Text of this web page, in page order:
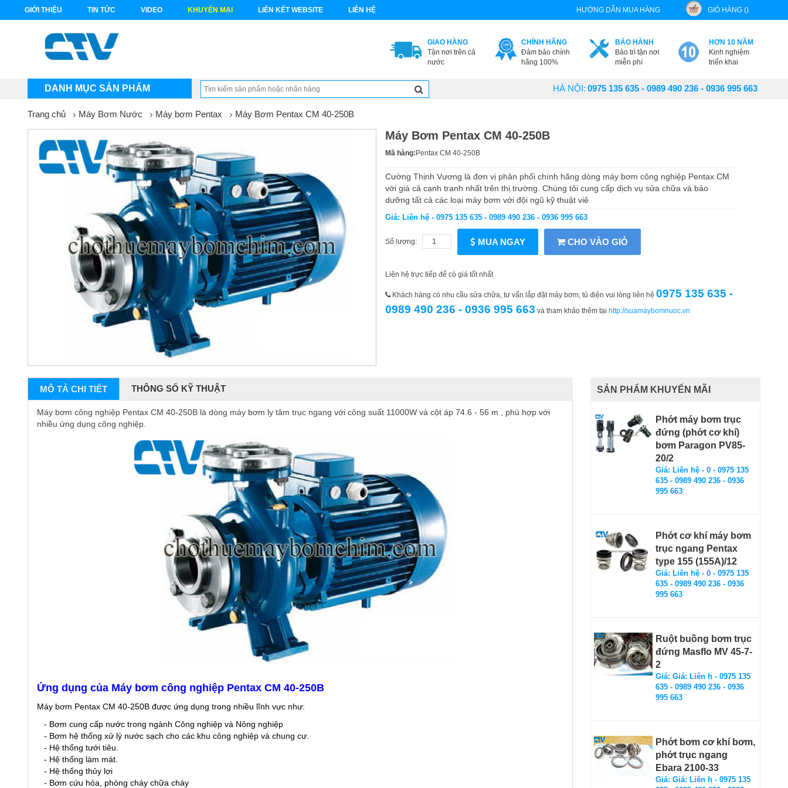
GIỚI THIỆU TIN TỨC VIDEO KHUYẾN MẠI LIÊN KẾT WEBSITE LIÊN HỆ HƯỚNG DẪN MUA HÀNG GIỎ HÀNG ()
GIAO HÀNG
Tận nơi trên cả
nước
CHÍNH HÃNG
Đảm bảo chính
hãng 100%
BẢO HÀNH
Bảo trì tận nơi
miễn phí
HƠN 10 NĂM
Kinh nghiệm
triển khai
DANH MỤC SẢN PHẨM HÀ NỘI: 0975 135 635 - 0989 490 236 - 0936 995 663
Trang chủ Máy Bơm Nước Máy bơm Pentax Máy Bơm Pentax CM 40-250B
Máy Bơm Pentax CM 40-250B
Mã hàng: Pentax CM 40-250B
Cường Thịnh Vương là đơn vị phân phối chính hãng dòng máy bơm công nghiệp Pentax CM
với giá cả cạnh tranh nhất trên thị trường. Chúng tôi cung cấp dịch vụ sửa chữa và bảo
dưỡng tất cả các loại máy bơm với đội ngũ kỹ thuật viê
Giá: Liên hệ - 0975 135 635 - 0989 490 236 - 0936 995 663
Số lượng: MUA NGAY CHO VÀO GIỎ
Liên hệ trực tiếp để có giá tốt nhất
Khách hàng có nhu cầu sửa chữa, tư vấn lắp đặt máy bơm, tủ điện vui lòng liên hệ 0975 135 635 -
0989 490 236 - 0936 995 663 và tham khảo thêm tại http://suamaybomnuoc.vn
MÔ TẢ CHI TIẾT THÔNG SỐ KỸ THUẬT
Máy bơm công nghiệp Pentax CM 40-250B là dòng máy bơm ly tâm trục ngang với công suất 11000W và cột áp 74.6 - 56 m , phù hợp với
nhiều ứng dụng công nghiệp.
Ứng dụng của Máy bơm công nghiệp Pentax CM 40-250B
Máy bơm Pentax CM 40-250B được ứng dụng trong nhiều lĩnh vực như:
- Bơm cung cấp nước trong ngành Công nghiệp và Nông nghiệp
- Bơm hệ thống xử lý nước sạch cho các khu công nghiệp và chung cư.
- Hệ thống tưới tiêu.
- Hệ thống làm mát.
- Hệ thống thủy lợi
- Bơm cứu hỏa, phòng cháy chữa cháy
SẢN PHẨM KHUYẾN MÃI
Phớt máy bơm trục
đứng (phớt cơ khí)
bơm Paragon PV85-
20/2
Giá: Liên hệ - 0 - 0975 135
635 - 0989 490 236 - 0936
995 663
Phớt cơ khí máy bơm
trục ngang Pentax
type 155 (155A)/12
Giá: Liên hệ - 0 - 0975 135
635 - 0989 490 236 - 0936
995 663
Ruột buồng bơm trục
đứng Masflo MV 45-7-
2
Giá: Giá: Liên h - 0975 135
635 - 0989 490 236 - 0936
995 663
Phớt bơm cơ khí bơm,
phớt trục ngang
Ebara 2100-33
Giá: Giá: Liên h - 0975 135